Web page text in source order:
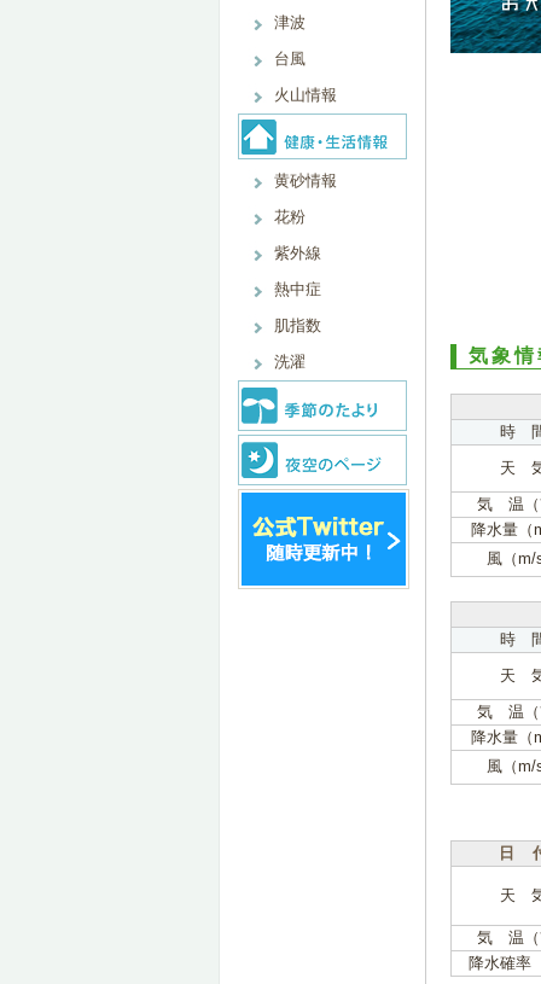
津波
台風
火山情報
黄砂情報
花粉
紫外線
熱中症
肌指数
洗濯
気象情
時
天
気 温
降水量（
風（m/
時
天
気 温
降水量（
風（m/
日
天
気 温
降水確率